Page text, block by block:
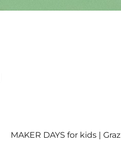
MAKER DAYS for kids | Graz